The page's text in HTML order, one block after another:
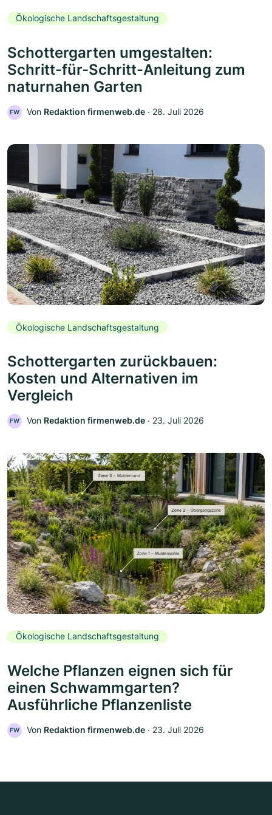
Ökologische Landschaftsgestaltung
Schottergarten umgestalten:
Schritt-für-Schritt-Anleitung zum
naturnahen Garten
FW Von Redaktion firmenweb.de ‧ 28. Juli 2026
Ökologische Landschaftsgestaltung
Schottergarten zurückbauen:
Kosten und Alternativen im
Vergleich
FW Von Redaktion firmenweb.de ‧ 23. Juli 2026
Ökologische Landschaftsgestaltung
Welche Pflanzen eignen sich für
einen Schwammgarten?
Ausführliche Pflanzenliste
FW Von Redaktion firmenweb.de ‧ 23. Juli 2026